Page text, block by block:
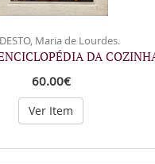
Maria de Lourdes.
DA
60.00€
Ver Item